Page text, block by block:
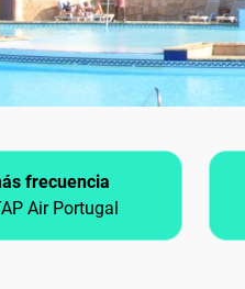
frecuencia
Air Portugal